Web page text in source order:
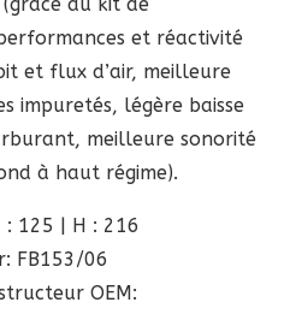
au kit de
et réactivité
et flux d’air, meilleure
impuretés, légère baisse
meilleure sonorité
à haut régime).
: 125 | H : 216
FB153/06
OEM: